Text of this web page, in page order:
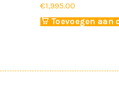
€1,995.00
Toevoegen aan